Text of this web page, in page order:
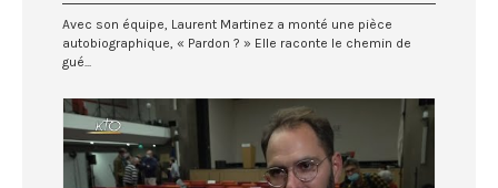
Avec son équipe, Laurent Martinez a monté une pièce
autobiographique, « Pardon ? » Elle raconte le chemin de
gué...